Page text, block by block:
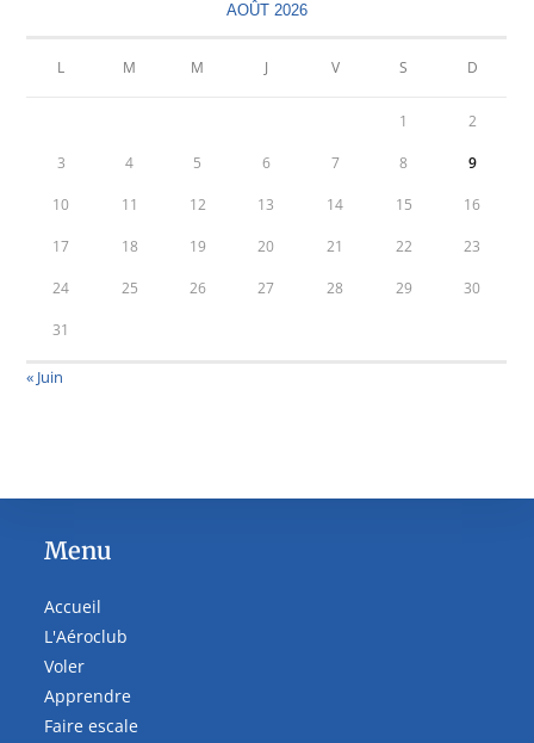
AOÛT 2026
L M M J V S D
1 2
3 4 5 6 7 8 9
10 11 12 13 14 15 16
17 18 19 20 21 22 23
24 25 26 27 28 29 30
31
« Juin
Menu
Accueil
L'Aéroclub
Voler
Apprendre
Faire escale